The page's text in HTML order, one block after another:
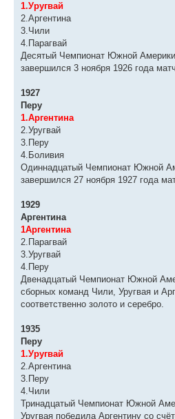
1.Уругвай
2.Аргентина
3.Чили
4.Парагвай
Десятый Чемпионат Южной
завершился 3 ноября 1926 года
1927
Перу
1.Аргентина
2.Уругвай
3.Перу
4.Боливия
Одиннадцатый Чемпионат Южной
завершился 27 ноября 1927 года
1929
Аргентина
1Аргентина
2.Парагвай
3.Уругвай
4.Перу
Двенадцатый Чемпионат Южной
сборных команд Чили, Уругвая и
соответственно золото и серебро.
1935
Перу
1.Уругвай
2.Аргентина
3.Перу
4.Чили
Тринадцатый Чемпионат Южной
Уругвая победила Аргентину со